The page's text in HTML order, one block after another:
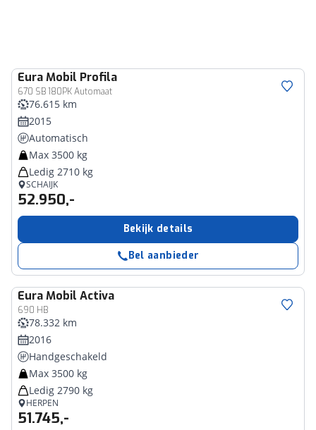
Eura Mobil Profila
670 SB 180PK Automaat
76.615 km
2015
Automatisch
Max 3500 kg
Ledig 2710 kg
SCHAIJK
52.950,-
Bekijk details
Bel aanbieder
Eura Mobil Activa
690 HB
78.332 km
2016
Handgeschakeld
Max 3500 kg
Ledig 2790 kg
HERPEN
51.745,-